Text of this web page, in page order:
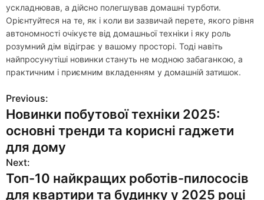
ускладнював, а дійсно полегшував домашні турботи.
Орієнтуйтеся на те, як і коли ви зазвичай перете, якого рівня
автономності очікуєте від домашньої техніки і яку роль
розумний дім відіграє у вашому просторі. Тоді навіть
найпросунутіші новинки стануть не модною забаганкою, а
практичним і приємним вкладенням у домашній затишок.
Н
а
в
и
г
Previous:
Новинки побутової техніки 2025:
основні тренди та корисні гаджети
для дому
Next:
Топ-10 найкращих роботів-пилососів
для квартири та будинку у 2025 році